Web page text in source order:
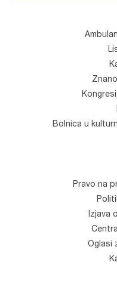
Bolnica u
Pravo na
Izjava
Oglasi